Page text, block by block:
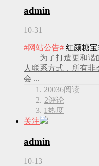
admin
10-31
#网站公告# 红颜糖
为了打造更和谐的
人联系方式，所有
会 ...
20036阅读
2评论
1热度
关注
admin
10-13